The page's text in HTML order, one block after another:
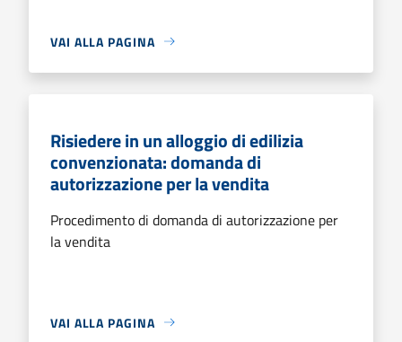
VAI ALLA PAGINA
Risiedere in un alloggio di edilizia
convenzionata: domanda di
autorizzazione per la vendita
Procedimento di domanda di autorizzazione per
la vendita
VAI ALLA PAGINA